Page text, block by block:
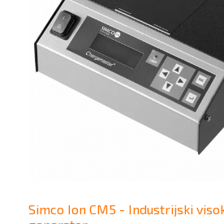
Simco Ion CM5 - Industrijski